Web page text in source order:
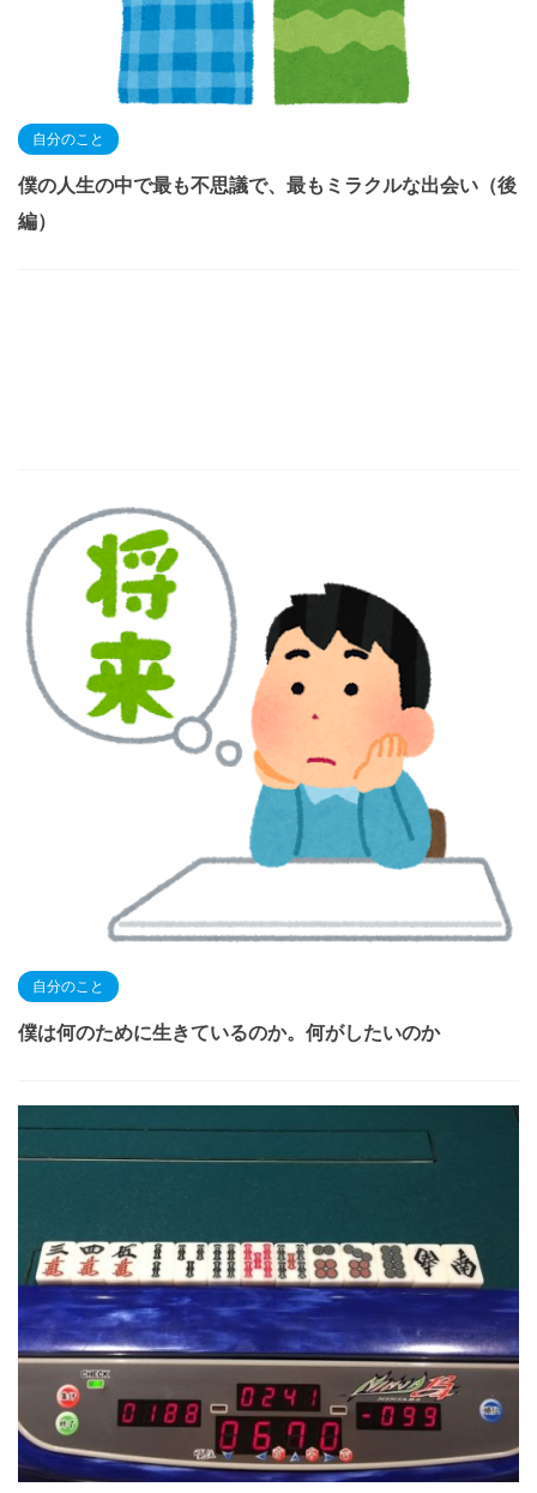
自分のこと
僕の人生の中で最も不思議で、最もミラクルな出会い（後
編）
自分のこと
僕は何のために生きているのか。何がしたいのか